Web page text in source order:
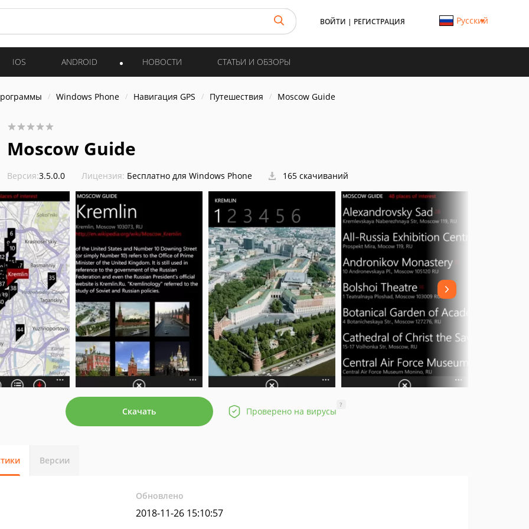
ВОЙТИ | РЕГИСТРАЦИЯ Русский
IOS ANDROID НОВОСТИ СТАТЬИ И ОБЗОРЫ
Windows Phone Навигация GPS Путешествия Moscow Guide
Moscow Guide
Версия:3.5.0.0 Лицензия: Бесплатно для Windows Phone 165 скачиваний
Скачать Проверено на вирусы
?
Версии
Обновлено
2018-11-26 15:10:57